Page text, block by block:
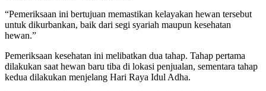
“Pemeriksaan ini bertujuan memastikan kelayakan hewan tersebut
untuk dikurbankan, baik dari segi syariah maupun kesehatan
hewan.”
Pemeriksaan kesehatan ini melibatkan dua tahap. Tahap pertama
dilakukan saat hewan baru tiba di lokasi penjualan, sementara tahap
kedua dilakukan menjelang Hari Raya Idul Adha.